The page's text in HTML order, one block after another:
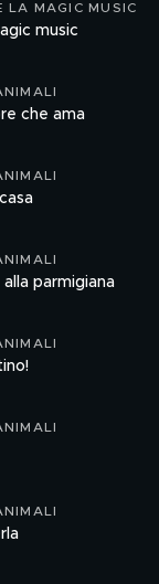
LA MAGIC MUSIC
music
che ama
parmigiana